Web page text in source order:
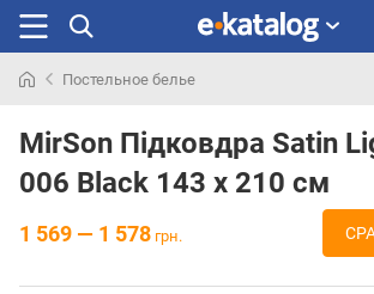
раньше
Постельное белье
MirSon Підковдра Satin
006 Black 143 x 210 см
1 569 — 1 578 грн.